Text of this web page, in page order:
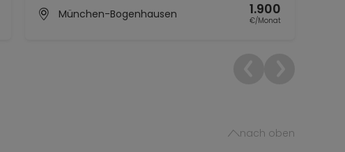
München-Bogenhausen
1.900
€/Monat
nach oben